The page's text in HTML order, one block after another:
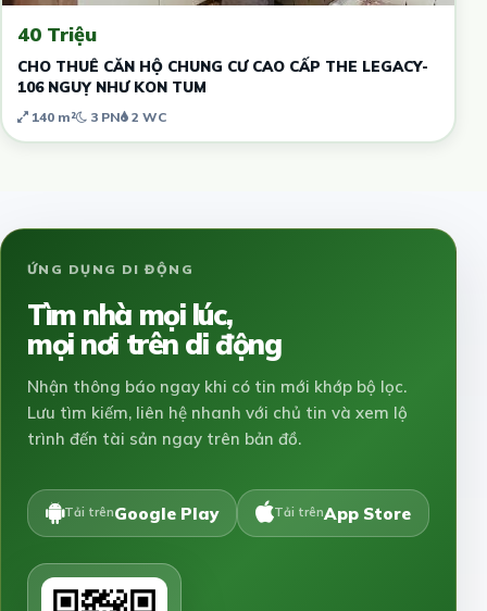
40 Triệu
CHO THUÊ CĂN HỘ CHUNG CƯ CAO CẤP THE LEGACY-
106 NGUỴ NHƯ KON TUM
140 m² 3 PN 2 WC
ỨNG DỤNG DI ĐỘNG
Tìm nhà mọi lúc,
mọi nơi trên di động
Nhận thông báo ngay khi có tin mới khớp bộ lọc.
Lưu tìm kiếm, liên hệ nhanh với chủ tin và xem lộ
trình đến tài sản ngay trên bản đồ.
Tải trênGoogle Play Tải trênApp Store